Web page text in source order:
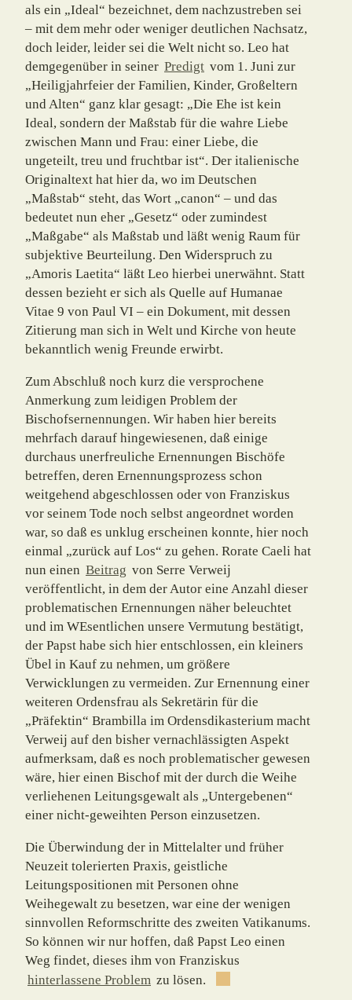
als ein „Ideal“ bezeichnet, dem nachzustreben sei
– mit dem mehr oder weniger deutlichen Nachsatz,
doch leider, leider sei die Welt nicht so. Leo hat
demgegenüber in seiner Predigt vom 1. Juni zur
„Heiligjahrfeier der Familien, Kinder, Großeltern
und Alten“ ganz klar gesagt: „Die Ehe ist kein
Ideal, sondern der Maßstab für die wahre Liebe
zwischen Mann und Frau: einer Liebe, die
ungeteilt, treu und fruchtbar ist“. Der italienische
Originaltext hat hier da, wo im Deutschen
„Maßstab“ steht, das Wort „canon“ – und das
bedeutet nun eher „Gesetz“ oder zumindest
„Maßgabe“ als Maßstab und läßt wenig Raum für
subjektive Beurteilung. Den Widerspruch zu
„Amoris Laetita“ läßt Leo hierbei unerwähnt. Statt
dessen bezieht er sich als Quelle auf Humanae
Vitae 9 von Paul VI – ein Dokument, mit dessen
Zitie­rung man sich in Welt und Kirche von heute
bekanntlich wenig Freunde erwirbt.
Zum Abschluß noch kurz die versprochene
Anmerkung zum leidigen Problem der
Bischofsernennungen. Wir haben hier bereits
mehrfach darauf hingewiesenen, daß einige
durchaus unerfreuliche Ernennungen Bischöfe
betreffen, deren Ernennungspro­zess schon
weitgehend abgeschlossen oder von Franziskus
vor seinem Tode noch selbst angeordnet worden
war, so daß es unklug erscheinen konnte, hier noch
einmal „zurück auf Los“ zu gehen. Rorate Caeli hat
nun einen Beitrag von Serre Verweij
veröffentlicht, in dem der Autor eine Anzahl dieser
problematischen Ernennungen näher beleuchtet
und im WEsentlichen unsere Vermutung bestätigt,
der Papst habe sich hier entschlossen, ein kleiners
Übel in Kauf zu nehmen, um größere
Verwicklungen zu vermeiden. Zur Ernennung einer
weiteren Ordensfrau als Sekretärin für die
„Präfektin“ Brambilla im Ordensdikasterium macht
Verweij auf den bisher vernachlässigten Aspekt
aufmerksam, daß es noch problematischer gewesen
wäre, hier einen Bischof mit der durch die Weihe
verliehenen Leitungsgewalt als „Untergebenen“
einer nicht-geweihten Person einzu­setzen.
Die Überwindung der in Mittelalter und früher
Neuzeit tolerierten Praxis, geistliche
Leitungspositionen mit Personen ohne
Weihegewalt zu besetzen, war eine der wenigen
sinnvollen Reformschritte des zweiten Vatikanums.
So können wir nur hoffen, daß Papst Leo einen
Weg findet, dieses ihm von Franziskus
hinterlassene Problem zu lösen.